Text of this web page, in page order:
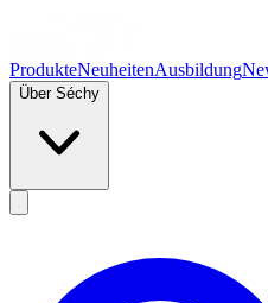
ProdukteNeuheitenAusbildung
Über Séchy